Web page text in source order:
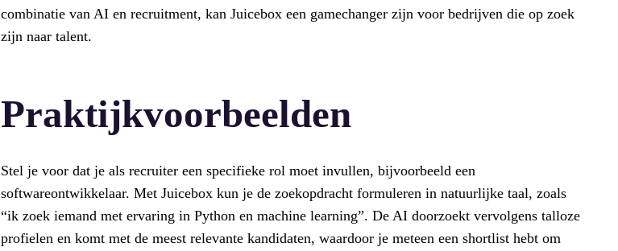
combinatie van AI en recruitment, kan Juicebox een gamechanger zijn voor bedrijven die op zoek
zijn naar talent.
Praktijkvoorbeelden
Stel je voor dat je als recruiter een specifieke rol moet invullen, bijvoorbeeld een
softwareontwikkelaar. Met Juicebox kun je de zoekopdracht formuleren in natuurlijke taal, zoals
“ik zoek iemand met ervaring in Python en machine learning”. De AI doorzoekt vervolgens talloze
profielen en komt met de meest relevante kandidaten, waardoor je meteen een shortlist hebt om